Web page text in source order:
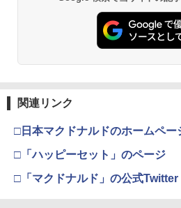
関連リンク
□日本マクドナルドのホームペー
□「ハッピーセット」のページ
□「マクドナルド」の公式Twitter